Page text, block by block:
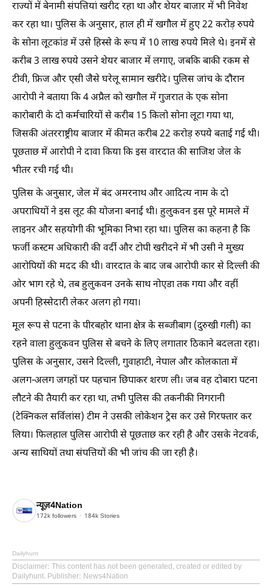
राज्यों में बेनामी संपत्तियां खरीद रहा था और शेयर बाजार में भी निवेश
कर रहा था। पुलिस के अनुसार, हाल ही में खगौल में हुए 22 करोड़ रुपये
के सोना लूटकांड में उसे हिस्से के रूप में 10 लाख रुपये मिले थे। इनमें से
करीब 3 लाख रुपये उसने शेयर बाजार में लगाए, जबकि बाकी रकम से
टीवी, फ्रिज और एसी जैसे घरेलू सामान खरीदे। पुलिस जांच के दौरान
आरोपी ने बताया कि 4 अप्रैल को खगौल में गुजरात के एक सोना
कारोबारी के दो कर्मचारियों से करीब 15 किलो सोना लूटा गया था,
जिसकी अंतरराष्ट्रीय बाजार में कीमत करीब 22 करोड़ रुपये बताई गई थी।
पूछताछ में आरोपी ने दावा किया कि इस वारदात की साजिश जेल के
भीतर रची गई थी।
पुलिस के अनुसार, जेल में बंद अमरनाथ और आदित्य नाम के दो
अपराधियों ने इस लूट की योजना बनाई थी। हुलुकवन इस पूरे मामले में
लाइनर और सहयोगी की भूमिका निभा रहा था। पुलिस का कहना है कि
फर्जी कस्टम अधिकारी की वर्दी और टोपी खरीदने में भी उसी ने मुख्य
आरोपियों की मदद की थी। वारदात के बाद जब आरोपी कार से दिल्ली की
ओर भाग रहे थे, तब हुलुकवन उनके साथ नोएडा तक गया और वहीं
अपनी हिस्सेदारी लेकर अलग हो गया।
मूल रूप से पटना के पीरबहोर थाना क्षेत्र के सब्जीबाग (दुरुखी गली) का
रहने वाला हुलुकवन पुलिस से बचने के लिए लगातार ठिकाने बदलता रहा।
पुलिस के अनुसार, उसने दिल्ली, गुवाहाटी, नेपाल और कोलकाता में
अलग-अलग जगहों पर पहचान छिपाकर शरण ली। जब वह दोबारा पटना
लौटने की तैयारी कर रहा था, तभी पुलिस की तकनीकी निगरानी
(टेक्निकल सर्विलांस) टीम ने उसकी लोकेशन ट्रेस कर उसे गिरफ्तार कर
लिया। फिलहाल पुलिस आरोपी से पूछताछ कर रही है और उसके नेटवर्क,
अन्य साथियों तथा संपत्तियों की भी जांच की जा रही है।
न्यूज़4Nation
172k followers 184k Stories
Dailyhunt
Disclaimer: This content has not been generated, created or edited by
Dailyhunt. Publisher: News4Nation